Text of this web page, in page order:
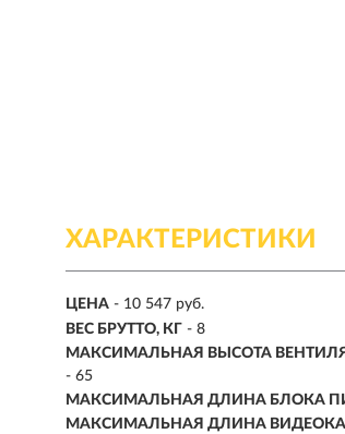
ХАРАКТЕРИСТИКИ
ЦЕНА - 10 547 руб.
ВЕС БРУТТО, КГ - 8
МАКСИМАЛЬНАЯ ВЫСОТА
- 65
МАКСИМАЛЬНАЯ ДЛИНА БЛОКА
МАКСИМАЛЬНАЯ ДЛИНА